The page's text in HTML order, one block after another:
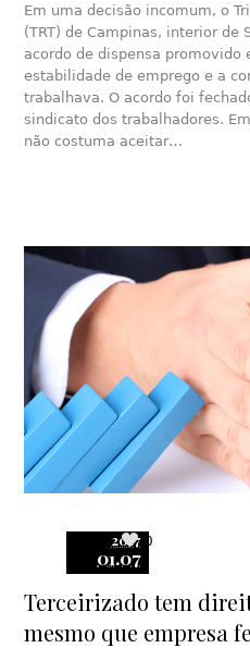
Em uma decisão incomum, o
(TRT) de Campinas, interior de
acordo de dispensa promovido
estabilidade de emprego e a
trabalhava. O acordo foi
sindicato dos trabalhadores.
não costuma aceitar…
2017
01.07
0
Terceirizado tem
mesmo que empresa